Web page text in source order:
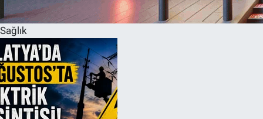
Sağlık